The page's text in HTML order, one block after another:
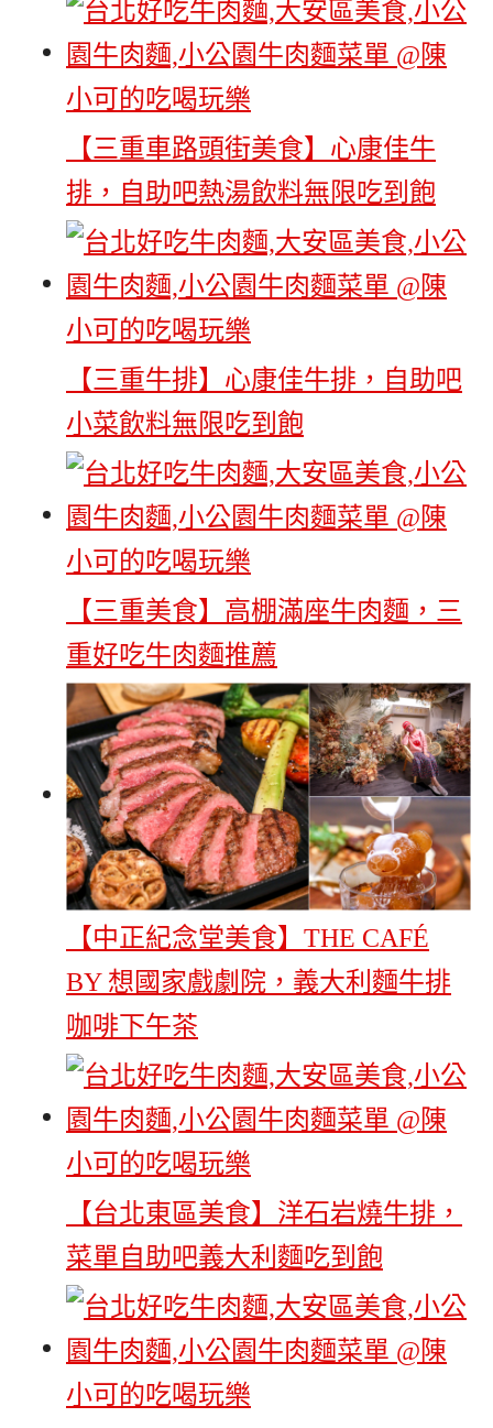
【三重車路頭街美食】心康佳牛
排，自助吧熱湯飲料無限吃到飽
【三重牛排】心康佳牛排，自助吧
小菜飲料無限吃到飽
【三重美食】高棚滿座牛肉麵，三
重好吃牛肉麵推薦
【中正紀念堂美食】THE CAFÉ
BY 想國家戲劇院，義大利麵牛排
咖啡下午茶
【台北東區美食】洋石岩燒牛排，
菜單自助吧義大利麵吃到飽